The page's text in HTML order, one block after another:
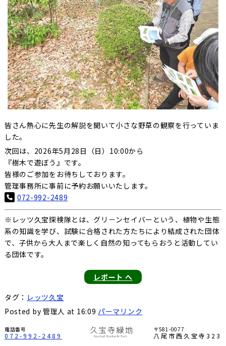
皆さん熱心に先生の解説を聞いて小さな野草の観察を行っていま
した。
次回は、2026年5月28日（日）10:00から
『樹木で遊ぼう』です。
皆様のご参加をお待ちしております。
管理事務所に事前に予約お願いいたします。
072-992-2489
※レッツ久宝探検隊とは、グリ－ンセイバーという、植物や生態
系の知識を学び、試験に合格された方たちにより結成された団体
で、子供から大人まで楽しく自然の知ってもらおうと活動してい
る団体です。
レポート へ
タグ： レッツ久宝
Posted by 管理人 at 16:09 パーマリンク
電話番号
072-992-2489
〒581-0077
八尾市西久宝寺323